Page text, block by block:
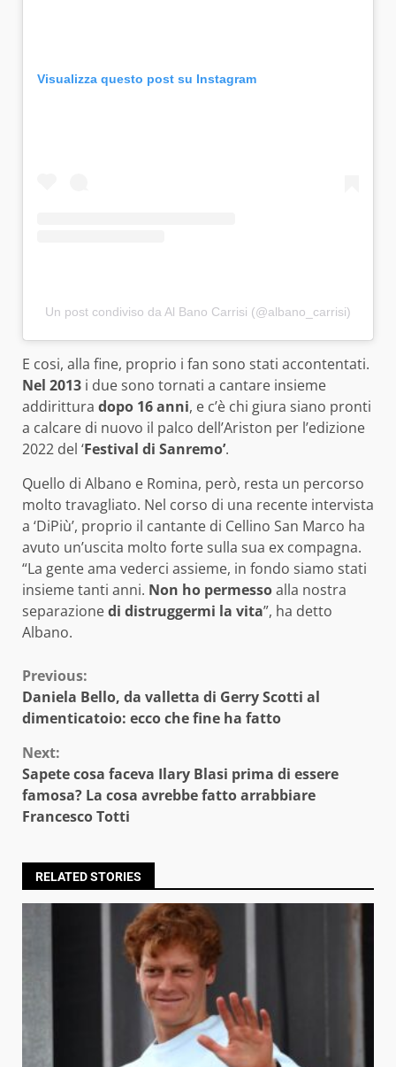
Visualizza questo post su Instagram
Un post condiviso da Al Bano Carrisi (@albano_carrisi)
E cosi, alla fine, proprio i fan sono stati accontentati.
Nel 2013 i due sono tornati a cantare insieme
addirittura dopo 16 anni, e c’è chi giura siano pronti
a calcare di nuovo il palco dell’Ariston per l’edizione
2022 del ‘Festival di Sanremo’.
Quello di Albano e Romina, però, resta un percorso
molto travagliato. Nel corso di una recente intervista
a ‘DiPiù’, proprio il cantante di Cellino San Marco ha
avuto un’uscita molto forte sulla sua ex compagna.
“La gente ama vederci assieme, in fondo siamo stati
insieme tanti anni. Non ho permessoalla nostra
separazionedi distruggermi la vita”, ha detto
Albano.
Continue
Reading
Previous:
Daniela Bello, da valletta di Gerry Scotti al
dimenticatoio: ecco che fine ha fatto
Next:
Sapete cosa faceva Ilary Blasi prima di essere
famosa? La cosa avrebbe fatto arrabbiare
Francesco Totti
RELATED STORIES